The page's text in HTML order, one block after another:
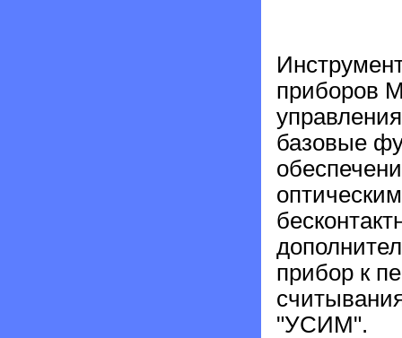
приборов
базовые
прибор к
"УСИМ".